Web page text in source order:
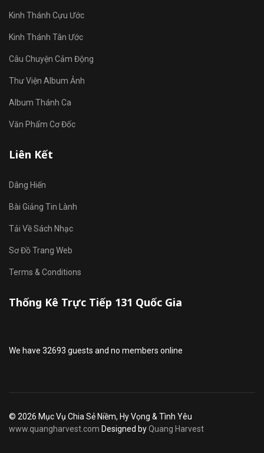
Kinh Thánh Cựu Ước
Kinh Thánh Tân Ước
Câu Chuyện Cảm Động
Thư Viện Album Ảnh
Album Thánh Ca
Văn Phẩm Cơ Đốc
Liên Kết
Dâng Hiến
Bài Giảng Tin Lành
Tải Về Sách Nhạc
Sơ Đồ Trang Web
Terms & Conditions
Thống Kê Trực Tiếp 131 Quốc Gia
We have 32693 guests and no members online
© 2026 Mục Vụ Chia Sẻ Niềm, Hy Vọng & Tình Yêu
www.quangharvest.com Designed byQuang Harvest